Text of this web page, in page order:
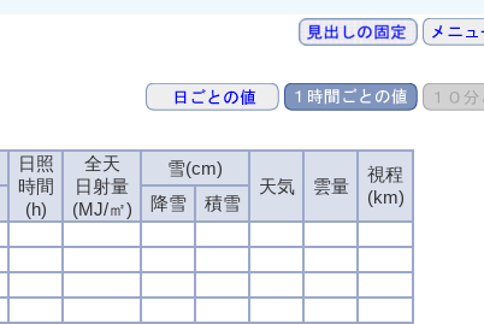
日照
時間
(h)
全天
日射量
(MJ/㎡)
雪(cm)
天気
雲量
視程
(km)
降雪
積雪